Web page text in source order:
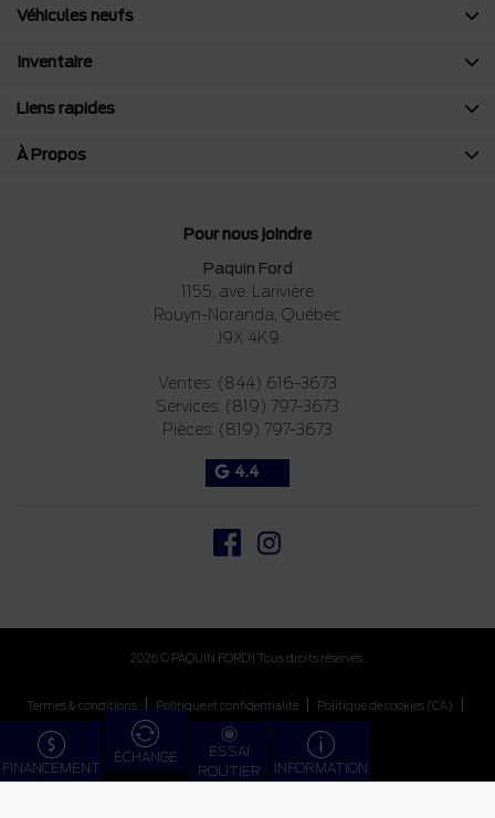
FINANCEMENT ÉCHANGE
ESSAI
ROUTIER
INFORMATION
Pour nous joindre
Paquin Ford
1155, ave. Larivière
Rouyn-Noranda Québec
J9X 4K9
Ventes: (844) 616-3673
Services: (819) 797-3673
Pièces: (819) 797-3673
4.4
Véhicules neufs
Inventaire
Liens rapides
À Propos
2026 © PAQUIN FORD | Tous droits réservés.
Termes & conditions Politique et confidentialité Politique de cookies (CA)
Paramétrer les cookies
DÉVELOPPÉ PAR